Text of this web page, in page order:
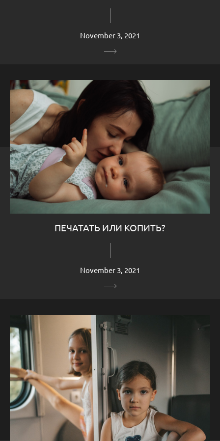
November 3, 2021
ПЕЧАТАТЬ ИЛИ КОПИТЬ?
November 3, 2021